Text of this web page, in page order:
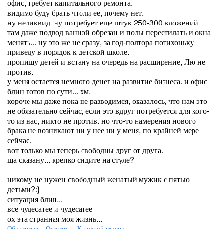
офис, требует капитального ремонта.
видимо буду брать чтоли ее, почему нет.
ну неликвид. ну потребует еще штук 250-300 вложений...
там даже подвод ванной обрезан и полы перестилать и окна
менять... ну это же не сразу, за год-полтора потихоньку
приведу в порядок к детской школе.
пропишу детей и встану на очередь на расширение, Лю не
против.
у меня остается немного денег на развитие бизнеса. и офис
блин готов по сути... хм.
короче мы даже пока не разводимся, оказалось, что нам это
не обязательно сейчас, если это вдруг потребуется для кого-
то из нас, никто не против. но что-то намерения нового
брака не возникают ни у нее ни у меня, по крайней мере
сейчас.
вот только мы теперь свободны друг от друга.
ща сказану... крепко сидите на стуле?
никому не нужен свободный женатый мужик с пятью
детьми?:}
ситуация блин...
все чудесатее и чудесатее
ох эта странная моя жизнь...